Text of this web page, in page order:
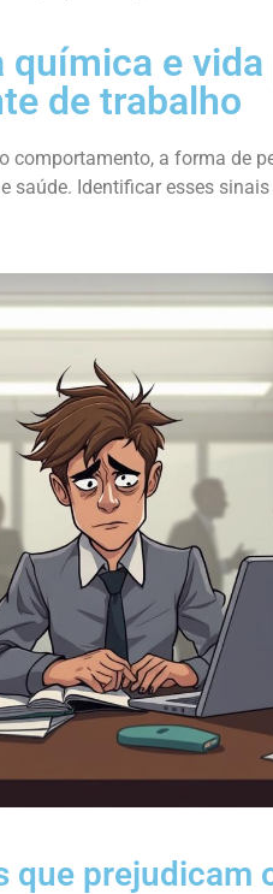
química e
de trabalho
comportamento, a forma de
saúde. Identificar esses
que prejudicam